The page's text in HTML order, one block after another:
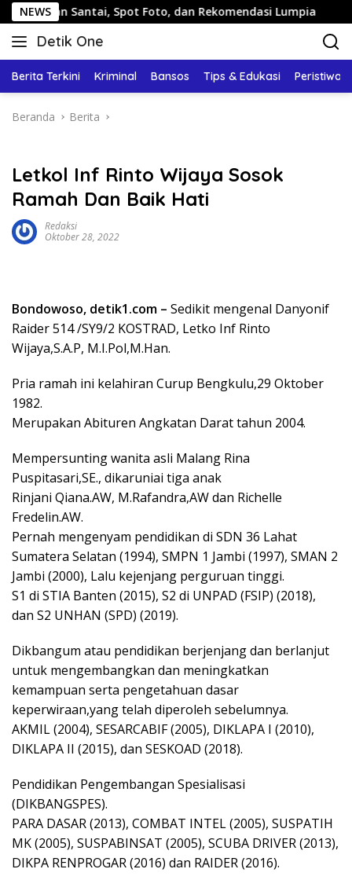
Langsung
ke
konten
NEWS
Santai, Spot Foto, dan Rekomendasi Lumpia
Detik One
Tajam
Fakta
Berita Terkini Kriminal Bansos Tips & Edukasi Peristiwa
Beranda Berita
Letkol Inf Rinto Wijaya Sosok
Ramah Dan Baik Hati
Redaksi
Oktober 28, 2022
Bondowoso, detik1.com – Sedikit mengenal Danyonif
Raider 514 /SY9/2 KOSTRAD, Letko Inf Rinto
Wijaya,S.A.P, M.I.Pol,M.Han.
Pria ramah ini kelahiran Curup Bengkulu,29 Oktober
1982.
Merupakan Abituren Angkatan Darat tahun 2004.
Mempersunting wanita asli Malang Rina
Puspitasari,SE., dikaruniai tiga anak
Rinjani Qiana.AW, M.Rafandra,AW dan Richelle
Fredelin.AW.
Pernah mengenyam pendidikan di SDN 36 Lahat
Sumatera Selatan (1994), SMPN 1 Jambi (1997), SMAN 2
Jambi (2000), Lalu kejenjang perguruan tinggi.
S1 di STIA Banten (2015), S2 di UNPAD (FSIP) (2018),
dan S2 UNHAN (SPD) (2019).
Dikbangum atau pendidikan berjenjang dan berlanjut
untuk mengembangkan dan meningkatkan
kemampuan serta pengetahuan dasar
keperwiraan,yang telah diperoleh sebelumnya.
AKMIL (2004), SESARCABIF (2005), DIKLAPA I (2010),
DIKLAPA II (2015), dan SESKOAD (2018).
Pendidikan Pengembangan Spesialisasi
(DIKBANGSPES).
PARA DASAR (2013), COMBAT INTEL (2005), SUSPATIH
MK (2005), SUSPABINSAT (2005), SCUBA DRIVER (2013),
DIKPA RENPROGAR (2016) dan RAIDER (2016).